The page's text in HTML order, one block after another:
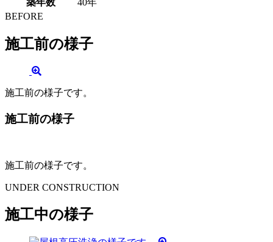
築年数
40年
BEFORE
施工前の様子
施工前の様子です。
施工前の様子
施工前の様子です。
UNDER CONSTRUCTION
施工中の様子